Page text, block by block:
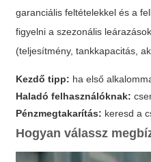
garanciális feltételekkel és a
figyelni a szezonális
(teljesítmény, tankkapacitás,
Kezdő tipp: ha első
Haladó felhasználóknak:
Pénzmegtakarítás: keresd a
Hogyan válassz